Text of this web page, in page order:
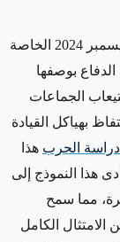
ديسمبر 2024 الخاصة
بوصفها
الجماعات
بهياكل القيادة
الحرب هذا
هذا النموذج إلى
مما سمح
الامتثال الكامل